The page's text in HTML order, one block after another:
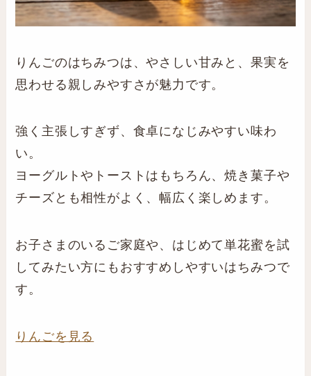
りんごのはちみつは、やさしい甘みと、果実を
思わせる親しみやすさが魅力です。
強く主張しすぎず、食卓になじみやすい味わ
い。
ヨーグルトやトーストはもちろん、焼き菓子や
チーズとも相性がよく、幅広く楽しめます。
お子さまのいるご家庭や、はじめて単花蜜を試
してみたい方にもおすすめしやすいはちみつで
す。
りんごを見る